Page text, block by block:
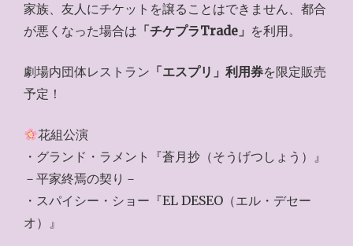
家族、友人にチケットを譲ることはできません、都合
が悪くなった場合は 「チケプラTrade」 を利用。
劇場内団体レストラン 「エスプリ」利用券を限定販売
予定！
花組公演
・グランド・ラメント『蒼月抄（そうげつしょう）』
－平家終焉の契り－
・スパイシー・ショー『EL DESEO（エル・デセー
オ）』